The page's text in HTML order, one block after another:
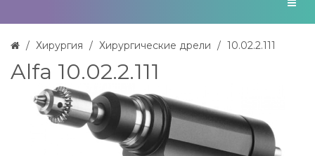
Хирургия Хирургические дрели 10.02.2.111
Alfa 10.02.2.111